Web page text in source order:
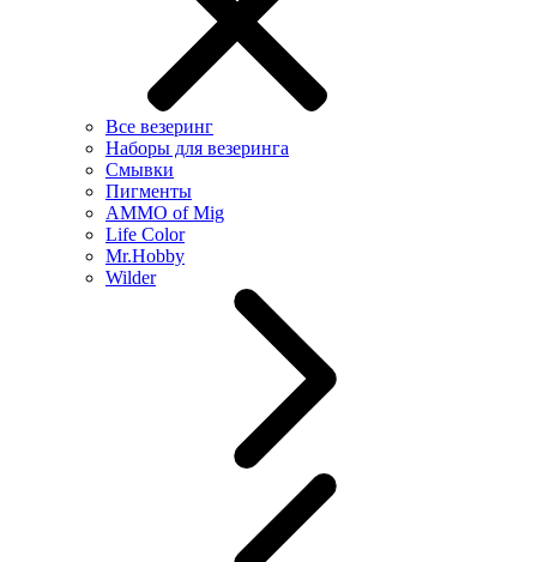
Все везеринг
Наборы для везеринга
Смывки
Пигменты
AMMO of Mig
Life Color
Mr.Hobby
Wilder